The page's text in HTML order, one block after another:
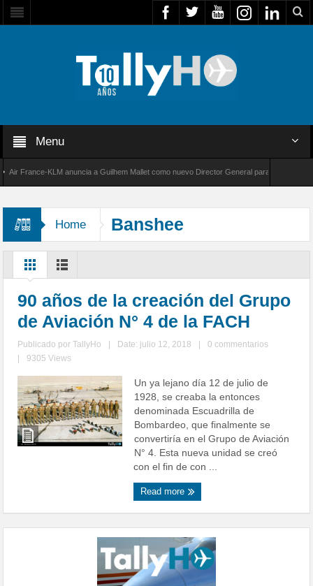
Menu
France-KLM anuncia a Guilhem Mallet como nuevo Director General para América Latina
Home Banshee
90 años de la creación del Grupo
de Aviación N° 4 de la FACH
Publicado porTallyHo Date: julio 12, 2018
0 commentarios
9305 Views
Un ya lejano día 12 de julio de
1928, se creaba la entonces
denominada Escuadrilla de
Bombardeo, que finalmente se
convertiría en el Grupo de Aviación
N° 4. Esta nueva unidad se creó
con el fin de con ...
Read more